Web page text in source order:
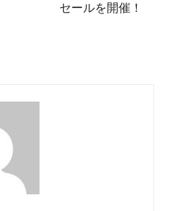
セールを開催！